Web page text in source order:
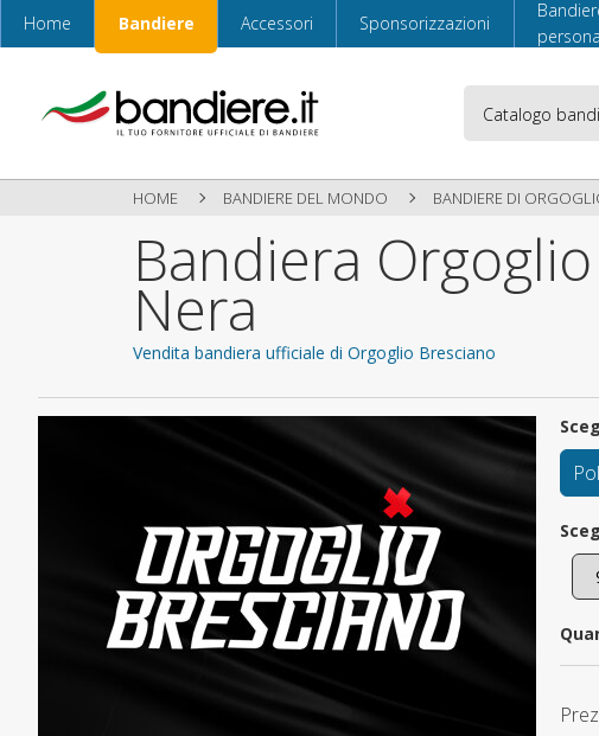
Home Bandiere Accessori Sponsorizzazioni
HOME BANDIERE DEL MONDO BANDIERE DI
Bandiera
Nera
Vendita bandiera ufficiale di Orgoglio Bresciano